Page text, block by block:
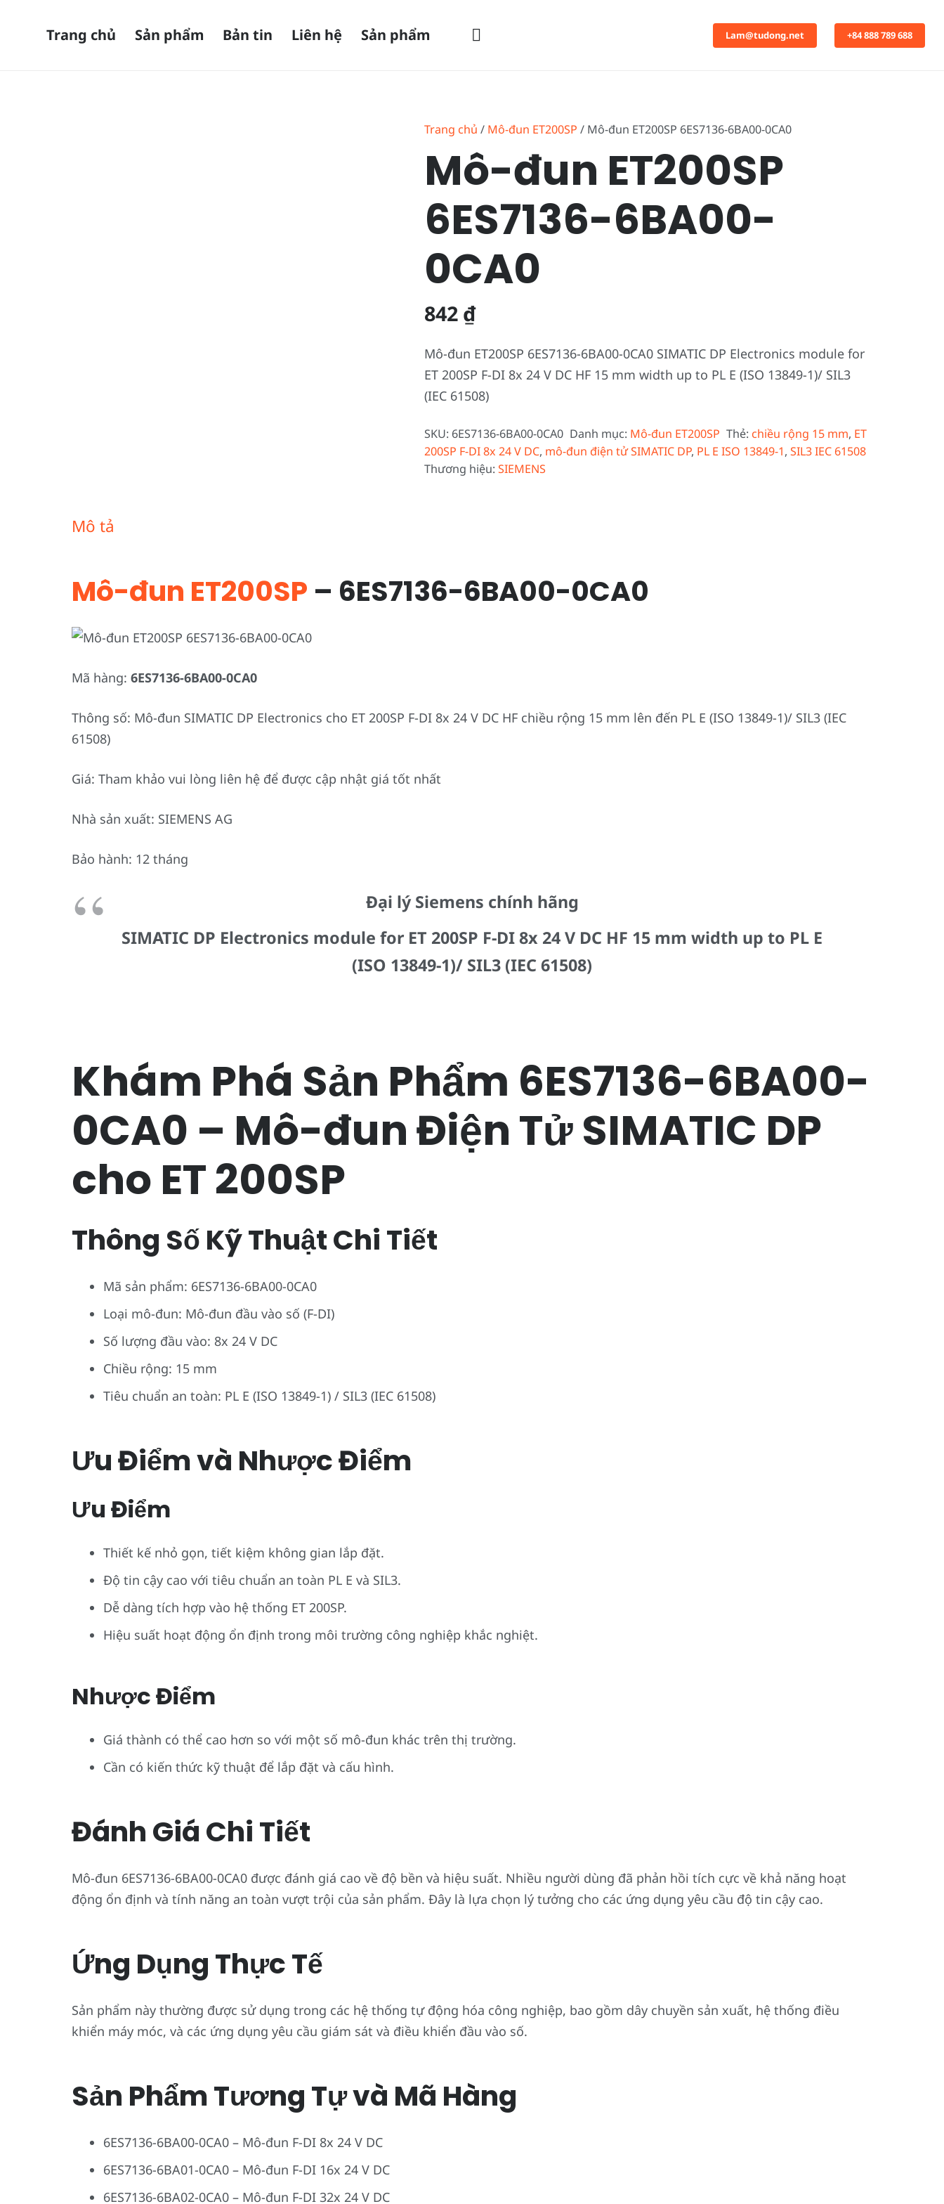
Trang chủ Sản phẩm Bản tin Liên hệ Sản phẩm Lam@tudong.net +84 888 789 688
Trang chủ / Mô-đun ET200SP / Mô-đun ET200SP 6ES7136-6BA00-0CA0
Mô-đun ET200SP
6ES7136-6BA00-
0CA0
842 ₫
Mô-đun ET200SP 6ES7136-6BA00-0CA0 SIMATIC DP Electronics module for
ET 200SP F-DI 8x 24 V DC HF 15 mm width up to PL E (ISO 13849-1)/ SIL3
(IEC 61508)
SKU: 6ES7136-6BA00-0CA0 Danh mục: Mô-đun ET200SP Thẻ: chiều rộng 15 mm, ET
200SP F-DI 8x 24 V DC, mô-đun điện tử SIMATIC DP, PL E ISO 13849-1, SIL3 IEC 61508
Thương hiệu: SIEMENS
Mô tả
Mô-đun ET200SP – 6ES7136-6BA00-0CA0
Mã hàng: 6ES7136-6BA00-0CA0
Thông số: Mô-đun SIMATIC DP Electronics cho ET 200SP F-DI 8x 24 V DC HF chiều rộng 15 mm lên đến PL E (ISO 13849-1)/ SIL3 (IEC
61508)
Giá: Tham khảo vui lòng liên hệ để được cập nhật giá tốt nhất
Nhà sản xuất: SIEMENS AG
Bảo hành: 12 tháng
Đại lý Siemens chính hãng
SIMATIC DP Electronics module for ET 200SP F-DI 8x 24 V DC HF 15 mm width up to PL E
(ISO 13849-1)/ SIL3 (IEC 61508)
Khám Phá Sản Phẩm 6ES7136-6BA00-
0CA0 – Mô-đun Điện Tử SIMATIC DP
cho ET 200SP
Thông Số Kỹ Thuật Chi Tiết
Mã sản phẩm: 6ES7136-6BA00-0CA0
Loại mô-đun: Mô-đun đầu vào số (F-DI)
Số lượng đầu vào: 8x 24 V DC
Chiều rộng: 15 mm
Tiêu chuẩn an toàn: PL E (ISO 13849-1) / SIL3 (IEC 61508)
Ưu Điểm và Nhược Điểm
Ưu Điểm
Thiết kế nhỏ gọn, tiết kiệm không gian lắp đặt.
Độ tin cậy cao với tiêu chuẩn an toàn PL E và SIL3.
Dễ dàng tích hợp vào hệ thống ET 200SP.
Hiệu suất hoạt động ổn định trong môi trường công nghiệp khắc nghiệt.
Nhược Điểm
Giá thành có thể cao hơn so với một số mô-đun khác trên thị trường.
Cần có kiến thức kỹ thuật để lắp đặt và cấu hình.
Đánh Giá Chi Tiết
Mô-đun 6ES7136-6BA00-0CA0 được đánh giá cao về độ bền và hiệu suất. Nhiều người dùng đã phản hồi tích cực về khả năng hoạt
động ổn định và tính năng an toàn vượt trội của sản phẩm. Đây là lựa chọn lý tưởng cho các ứng dụng yêu cầu độ tin cậy cao.
Ứng Dụng Thực Tế
Sản phẩm này thường được sử dụng trong các hệ thống tự động hóa công nghiệp, bao gồm dây chuyền sản xuất, hệ thống điều
khiển máy móc, và các ứng dụng yêu cầu giám sát và điều khiển đầu vào số.
Sản Phẩm Tương Tự và Mã Hàng
6ES7136-6BA00-0CA0 – Mô-đun F-DI 8x 24 V DC
6ES7136-6BA01-0CA0 – Mô-đun F-DI 16x 24 V DC
6ES7136-6BA02-0CA0 – Mô-đun F-DI 32x 24 V DC